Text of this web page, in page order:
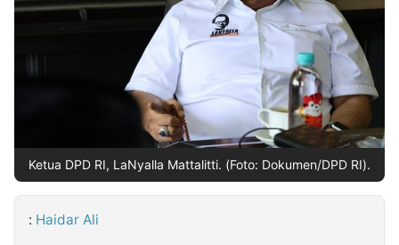
Insight
Suara
Lens
Daily
Jalan
Idealita
Kita
Dinamikapost.com
Radar
Seedbacklink
Follow
Ketua DPD RI, LaNyalla Mattalitti. (Foto: Dokumen/DPD RI).
: Haidar Ali